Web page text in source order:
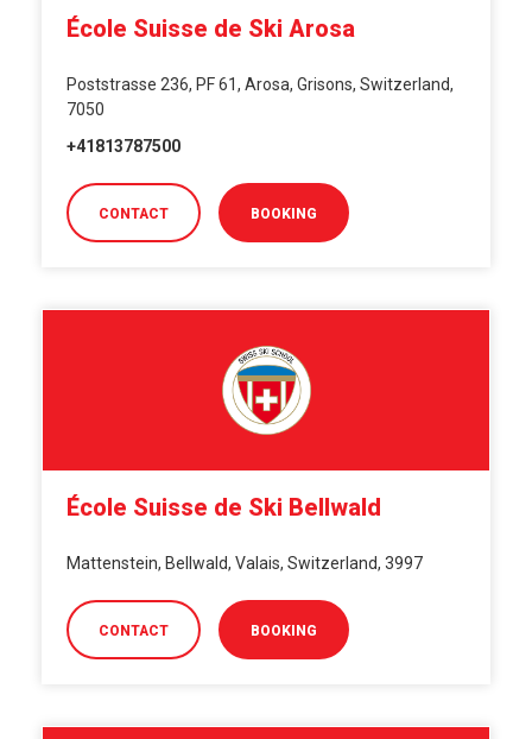
École Suisse de Ski Arosa
Poststrasse 236, PF 61, Arosa, Grisons, Switzerland,
7050
+41813787500
CONTACT BOOKING
École Suisse de Ski Bellwald
Mattenstein, Bellwald, Valais, Switzerland, 3997
CONTACT BOOKING